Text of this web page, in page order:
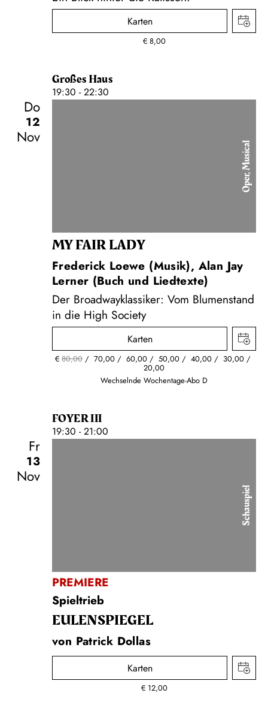
Karten
€ 8,00
Großes Haus
19:30 - 22:30
Do
12
Nov
Oper, Musical
MY FAIR LADY
Frederick Loewe (Musik), Alan Jay
Lerner (Buch und Liedtexte)
Der Broadwayklassiker: Vom Blumenstand
in die High Society
Karten
€ 80,00 70,00 60,00 50,00 40,00 30,00
20,00
Wechselnde Wochentage-Abo D
FOYER III
19:30 - 21:00
Fr
13
Nov
Schauspiel
PREMIERE
Spieltrieb
EULENSPIEGEL
von Patrick Dollas
Karten
€ 12,00